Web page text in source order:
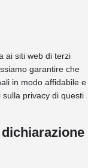
ai siti web di terzi
garantire che
in modo affidabile e
privacy di questi